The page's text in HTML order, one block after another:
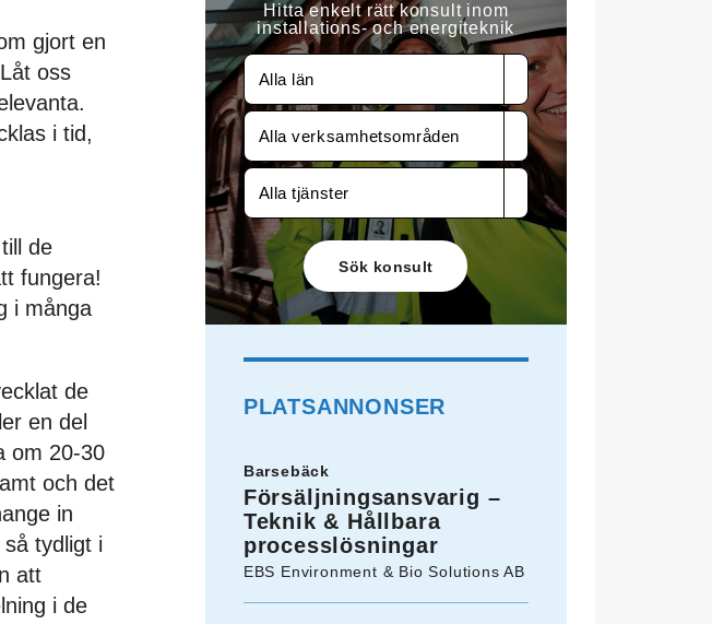
gjort en
oss
i tid,
de
fungera!
i många
de
en del
om 20-30
och det
in
tydligt i
att
i de
Hitta enkelt rätt konsult inom
installations- och energiteknik
Alla län
Alla verksamhetsområden
Alla tjänster
PLATSANNONSER
Barsebäck
Försäljningsansvarig –
Teknik & Hållbara
processlösningar
EBS Environment & Bio Solutions AB